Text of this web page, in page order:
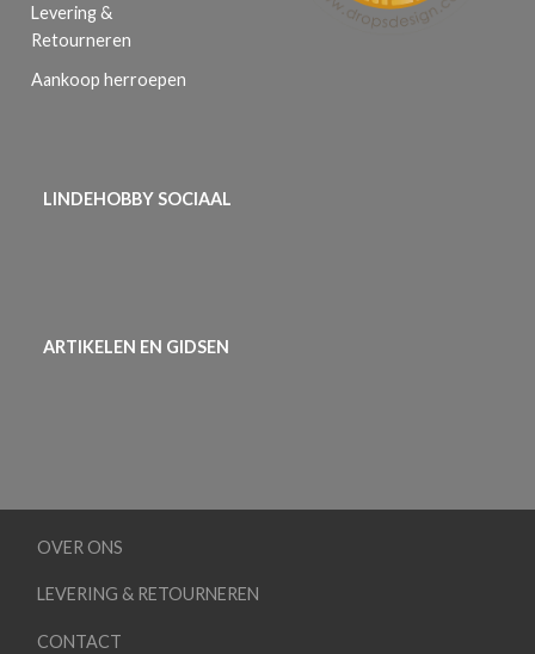
Levering &
Retourneren
Aankoop herroepen
LINDEHOBBY SOCIAAL
ARTIKELEN EN GIDSEN
OVER ONS
LEVERING & RETOURNEREN
CONTACT